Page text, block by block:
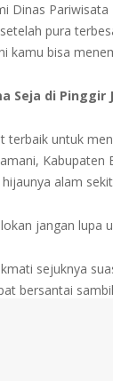
Dinas
pura
kamu bisa
Seja di Pinggir
terbaik untuk
alam
jangan lupa
sejuknya
bersantai